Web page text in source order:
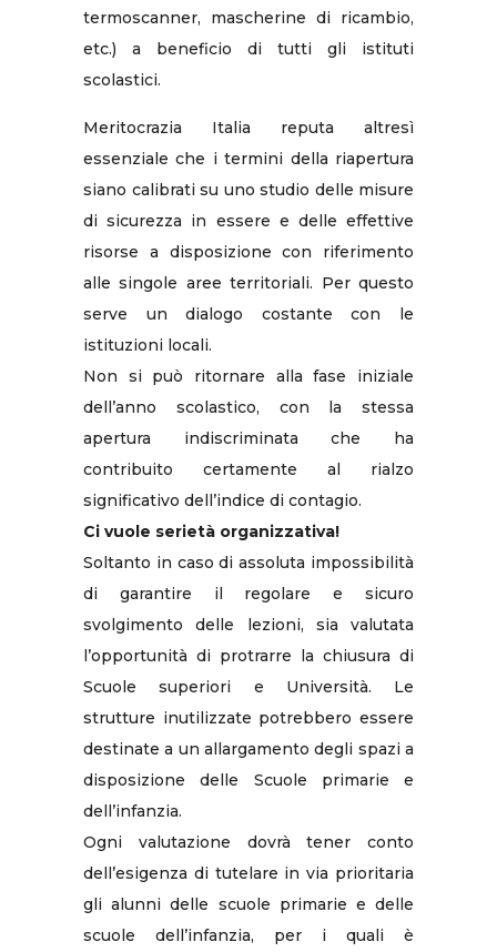
termoscanner, mascherine di ricambio,
etc.) a beneficio di tutti gli istituti
scolastici.
Meritocrazia Italia reputa altresì
essenziale che i termini della riapertura
siano calibrati su uno studio delle misure
di sicurezza in essere e delle effettive
risorse a disposizione con riferimento
alle singole aree territoriali. Per questo
serve un dialogo costante con le
istituzioni locali.
Non si può ritornare alla fase iniziale
dell’anno scolastico, con la stessa
apertura indiscriminata che ha
contribuito certamente al rialzo
significativo dell’indice di contagio.
Ci vuole serietà organizzativa!
Soltanto in caso di assoluta impossibilità
di garantire il regolare e sicuro
svolgimento delle lezioni, sia valutata
l’opportunità di protrarre la chiusura di
Scuole superiori e Università. Le
strutture inutilizzate potrebbero essere
destinate a un allargamento degli spazi a
disposizione delle Scuole primarie e
dell’infanzia.
Ogni valutazione dovrà tener conto
dell’esigenza di tutelare in via prioritaria
gli alunni delle scuole primarie e delle
scuole dell’infanzia, per i quali è